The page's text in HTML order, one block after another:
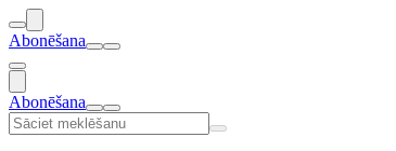
Abonēšana
Abonēšana